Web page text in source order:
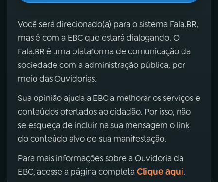
Você será direcionado(a) para o sistema Fala.BR,
mas é com a EBC que estará dialogando. O
Fala.BR é uma plataforma de comunicação da
sociedade com a administração pública, por
meio das Ouvidorias.
Sua opinião ajuda a EBC a melhorar os serviços e
conteúdos ofertados ao cidadão. Por isso, não
se esqueça de incluir na sua mensagem o link
do conteúdo alvo de sua manifestação.
Para mais informações sobre a Ouvidoria da
EBC, acesse a página completa Clique aqui.